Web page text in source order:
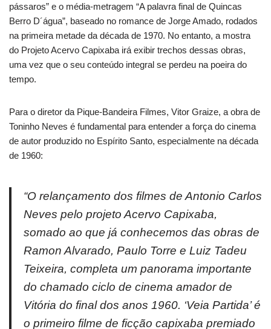
pássaros” e o média-metragem “A palavra final de Quincas
Berro D´água”, baseado no romance de Jorge Amado, rodados
na primeira metade da década de 1970. No entanto, a mostra
do Projeto Acervo Capixaba irá exibir trechos dessas obras,
uma vez que o seu conteúdo integral se perdeu na poeira do
tempo.
Para o diretor da Pique-Bandeira Filmes, Vitor Graize, a obra de
Toninho Neves é fundamental para entender a força do cinema
de autor produzido no Espírito Santo, especialmente na década
de 1960:
“O relançamento dos filmes de Antonio Carlos
Neves pelo projeto Acervo Capixaba,
somado ao que já conhecemos das obras de
Ramon Alvarado, Paulo Torre e Luiz Tadeu
Teixeira, completa um panorama importante
do chamado ciclo de cinema amador de
Vitória do final dos anos 1960. ‘Veia Partida’ é
o primeiro filme de ficção capixaba premiado